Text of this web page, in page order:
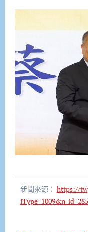
新聞來源： https://